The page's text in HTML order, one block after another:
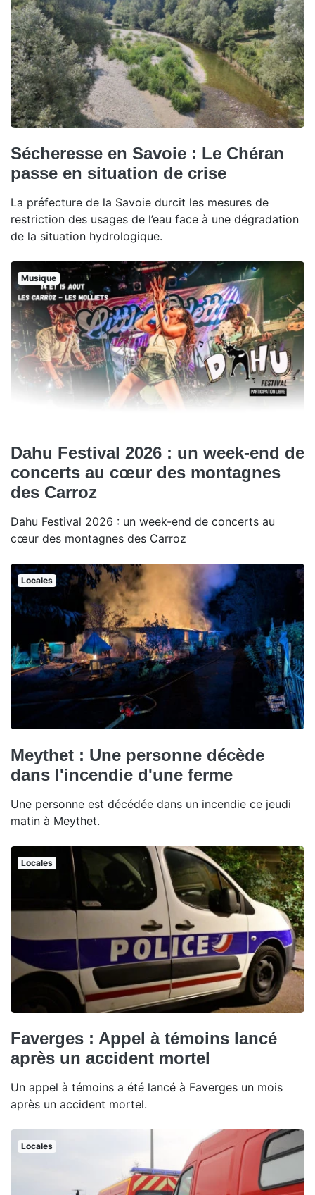
Sécheresse en Savoie : Le Chéran
passe en situation de crise
La préfecture de la Savoie durcit les mesures de
restriction des usages de l’eau face à une dégradation
de la situation hydrologique.
Musique
Dahu Festival 2026 : un week-end de
concerts au cœur des montagnes
des Carroz
Dahu Festival 2026 : un week-end de concerts au
cœur des montagnes des Carroz
Locales
Meythet : Une personne décède
dans l'incendie d'une ferme
Une personne est décédée dans un incendie ce jeudi
matin à Meythet.
Locales
Faverges : Appel à témoins lancé
après un accident mortel
Un appel à témoins a été lancé à Faverges un mois
après un accident mortel.
Locales